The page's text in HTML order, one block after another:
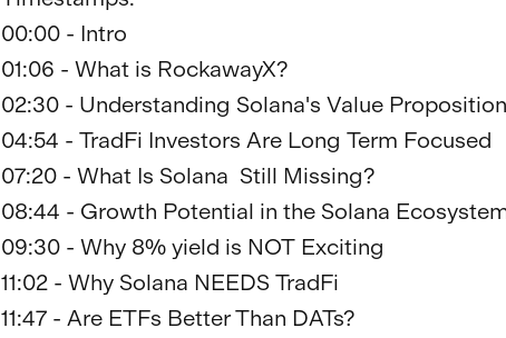
00:00 - Intro
01:06 - What is RockawayX?
02:30 - Understanding Solana's Value Proposition
04:54 - TradFi Investors Are Long Term Focused
07:20 - What Is Solana  Still Missing?
08:44 - Growth Potential in the Solana
09:30 - Why 8% yield is NOT Exciting
11:02 - Why Solana NEEDS TradFi
11:47 - Are ETFs Better Than DATs?